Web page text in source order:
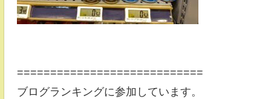
============================
ブログランキングに参加しています。